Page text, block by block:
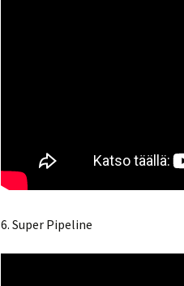
6. Super Pipeline